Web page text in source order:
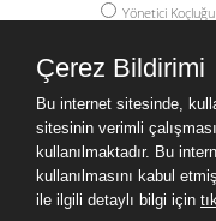
Yönetici Koçluğu
Yüksek Lisans
Doktora Koçluğu
Post Doc
Yurtdışı Eğitim
Kişisel Gelişim
Çerez Bildirimi
Bu internet sitesinde,
sitesinin verimli
kullanılmaktadır. Bu
kullanılmasını kabul
ile ilgili detaylı bilgi için